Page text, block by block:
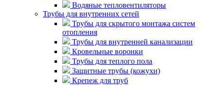
Водяные тепловентиляторы
Трубы для внутренних сетей
Трубы для скрытого монтажа систем
отопления
Трубы для внутренней канализации
Кровельные воронки
Трубы для теплого пола
Защитные трубы (кожухи)
Крепеж для труб